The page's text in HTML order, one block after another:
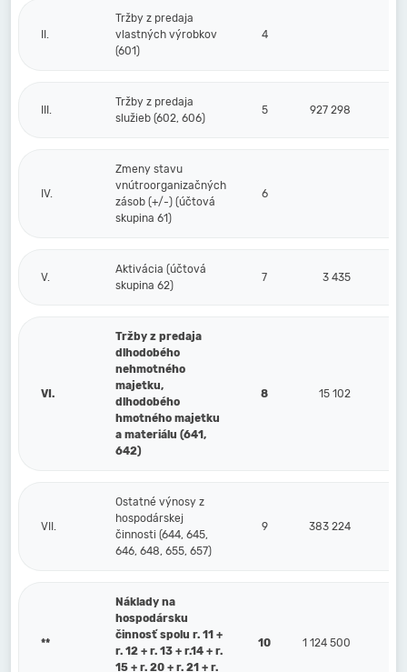
II.
Tržby z predaja
vlastných výrobkov
(601)
4
III.
Tržby z predaja
služieb (602, 606)
5 927 298
IV.
Zmeny stavu
vnútroorganizačných
zásob (+/-) (účtová
skupina 61)
6
V.
Aktivácia (účtová
skupina 62)
7 3 435
VI.
Tržby z predaja
dlhodobého
nehmotného
majetku,
dlhodobého
hmotného majetku
a materiálu (641,
642)
8 15 102
VII.
Ostatné výnosy z
hospodárskej
činnosti (644, 645,
646, 648, 655, 657)
9 383 224
**
Náklady na
hospodársku
činnosť spolu r. 11 +
r. 12 + r. 13 + r.14 + r.
15 + r. 20 + r. 21 + r.
10 1 124 500